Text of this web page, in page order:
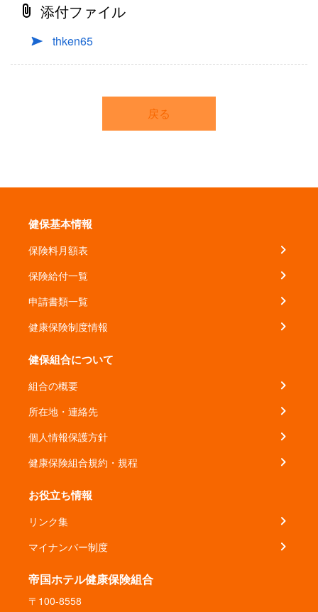
添付ファイル
thken65
戻る
健保基本情報
保険料月額表
保険給付一覧
申請書類一覧
健康保険制度情報
健保組合について
組合の概要
所在地・連絡先
個人情報保護方針
健康保険組合規約・規程
お役立ち情報
リンク集
マイナンバー制度
帝国ホテル健康保険組合
〒100-8558